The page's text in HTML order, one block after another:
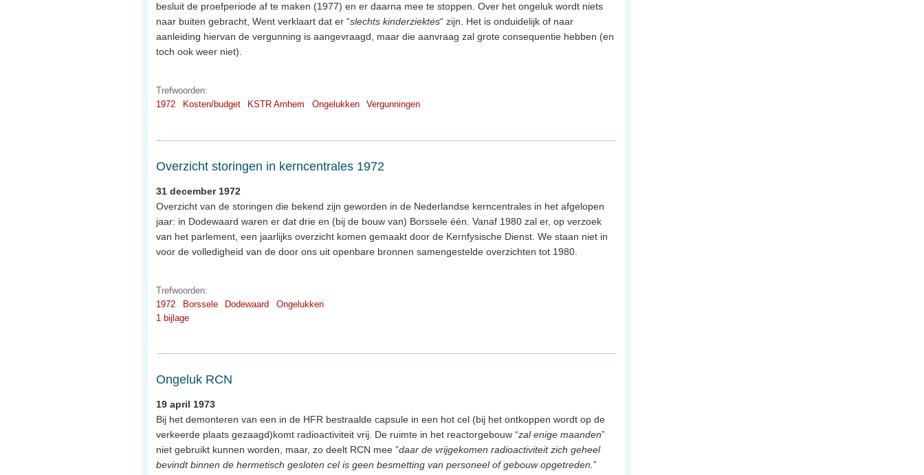
besluit de proefperiode af te maken (1977) en er daarna mee te stoppen. Over het ongeluk wordt niets
naar buiten gebracht, Went verklaart dat er “slechts kinderziektes“ zijn. Het is onduidelijk of naar
aanleiding hiervan de vergunning is aangevraagd, maar die aanvraag zal grote consequentie hebben (en
toch ook weer niet).
Trefwoorden:
1972
Kosten/budget KSTR Arnhem Ongelukken Vergunningen
Overzicht storingen in kerncentrales 1972
31 december 1972
Overzicht van de storingen die bekend zijn geworden in de Nederlandse kerncentrales in het afgelopen
jaar: in Dodewaard waren er dat drie en (bij de bouw van) Borssele één. Vanaf 1980 zal er, op verzoek
van het parlement, een jaarlijks overzicht komen gemaakt door de Kernfysische Dienst. We staan niet in
voor de volledigheid van de door ons uit openbare bronnen samengestelde overzichten tot 1980.
Trefwoorden:
1972
Borssele Dodewaard
Ongelukken
1 bijlage
Ongeluk RCN
19 april 1973
Bij het demonteren van een in de HFR bestraalde capsule in een hot cel (bij het ontkoppen wordt op de
verkeerde plaats gezaagd)komt radioactiviteit vrij. De ruimte in het reactorgebouw “zal enige maanden”
niet gebruikt kunnen worden, maar, zo deelt RCN mee ”daar de vrijgekomen radioactiviteit zich geheel
bevindt binnen de hermetisch gesloten cel is geen besmetting van personeel of gebouw opgetreden. ”